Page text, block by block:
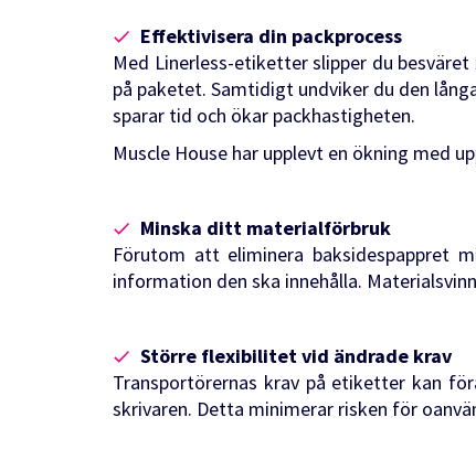
Effektivisera din packprocess
Med Linerless-etiketter slipper du
på paketet. Samtidigt undviker du den
sparar tid och ökar packhastigheten.
Muscle House har upplevt en ökning med
Minska ditt materialförbruk
Förutom att eliminera baksidespappret
information den ska innehålla.
Större flexibilitet vid ändrade krav
Transportörernas krav på etiketter kan
skrivaren. Detta minimerar risken för